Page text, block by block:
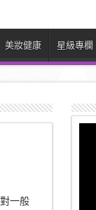
美妝健康 星級專欄
一般